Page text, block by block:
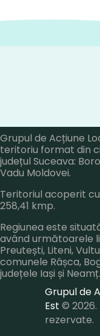
Grupul de Acțiune
teritoriu format din
județul Suceava:
Vadu Moldovei.
Teritoriul acoperit
258,41 kmp.
Regiunea este
având următoarele
Preutești, Liteni,
comunele Râșca,
județele Iași și Neamț.
Grupul de
Est ©
rezervate.